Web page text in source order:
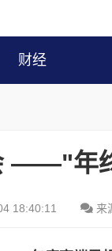
财经
——"年
18:40:11 来